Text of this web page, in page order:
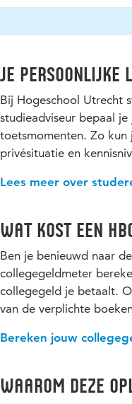
Je persoonlijke
Bij Hogeschool Utrecht
studieadviseur bepaal
toetsmomenten. Zo kun
privésituatie en
Lees meer over
Wat kost een
Ben je benieuwd naar
collegegeldmeter
collegegeld je betaalt.
van de verplichte
Bereken jouw
Waarom deze